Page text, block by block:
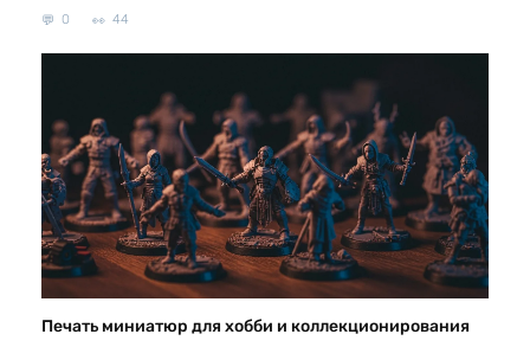
0 44
Печать миниатюр для хобби и коллекционирования